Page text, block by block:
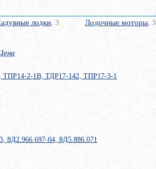
лодки, 3 Лодочные моторы, 3
ТПР14-2-1В, ТДР17-142, ТПР17-3-1
8Д2.966.697-04, 8Д5.886.071